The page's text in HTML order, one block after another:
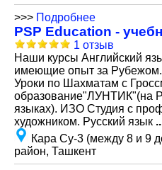
>>> Подробнее
PSP Education -
1 отзыв
Наши курсы Английский
имеющие опыт за
Уроки по Шахматам с
образование"ЛУНТИК"(на
языках). ИЗО Студия с
художником. Русский язык
Кара Су-3 (между 8 и 9
район, Ташкент